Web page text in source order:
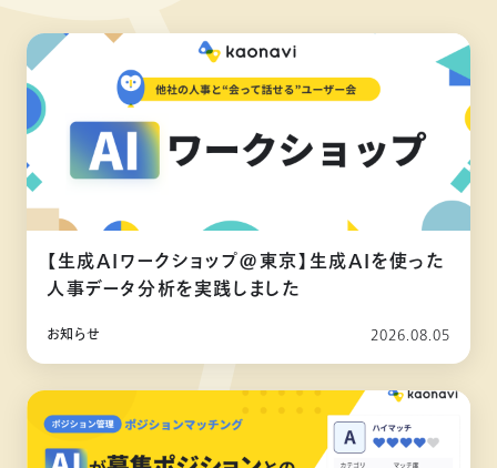
【生成AIワークショップ@東京】生成AIを使った
人事データ分析を実践しました
お知らせ 2026.08.05